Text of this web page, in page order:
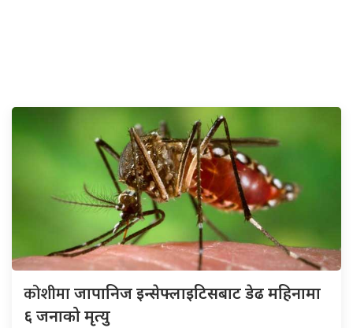
कोशीमाजापानिज इन्सेफ्लाइटिसबाट डेढ महिनामा
६ जनाको मृत्यु